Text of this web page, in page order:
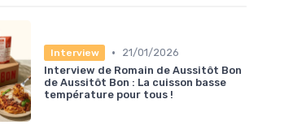
Interview •
21/01/2026
Interview de Romain de Aussitôt Bon
de Aussitôt Bon : La cuisson basse
température pour tous !